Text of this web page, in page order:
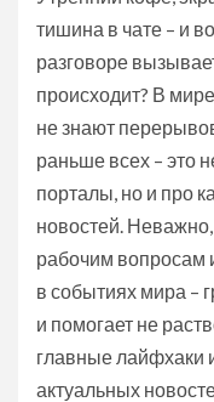
тишина в чате – и
разговоре
происходит? В
не знают
раньше всех – это
порталы, но и про
новостей.
рабочим вопросам
в событиях мира –
и помогает не
главные лайфхаки
актуальных